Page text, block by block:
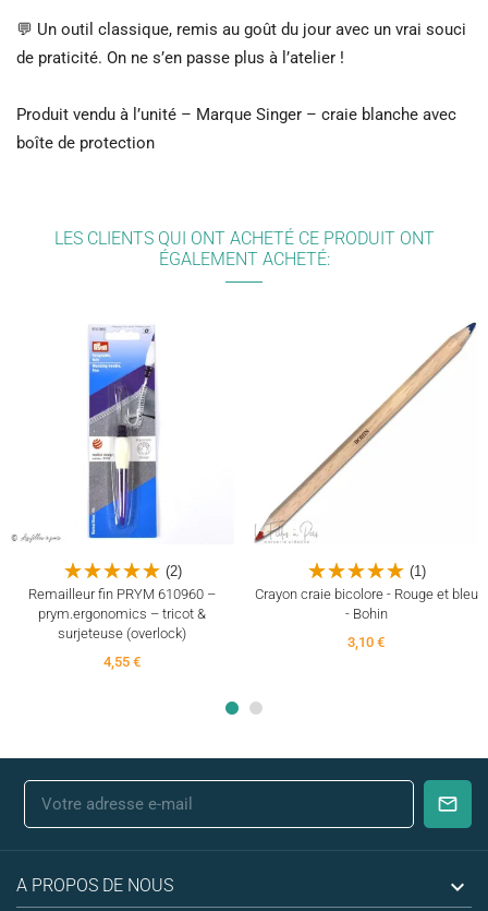
💬 Un outil classique, remis au goût du jour avec un vrai souci
de praticité. On ne s’en passe plus à l’atelier !
Produit vendu à l’unité – Marque Singer – craie blanche avec
boîte de protection
LES CLIENTS QUI ONT ACHETÉ CE PRODUIT ONT
ÉGALEMENT ACHETÉ:
(2)
Remailleur fin PRYM 610960 –
prym.ergonomics – tricot &
surjeteuse (overlock)
4,55 €
(1)
Crayon craie bicolore - Rouge et bleu
- Bohin
3,10 €
A PROPOS DE NOUS 